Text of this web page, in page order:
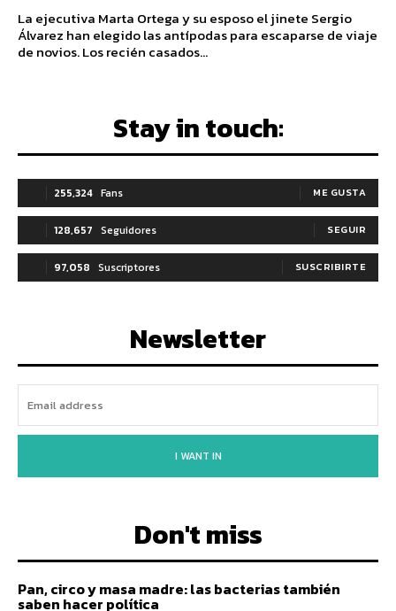
La ejecutiva Marta Ortega y su esposo el jinete Sergio
Álvarez han elegido las antípodas para escaparse de viaje
de novios. Los recién casados...
Stay in touch:
255,324 Fans ME GUSTA
128,657 Seguidores SEGUIR
97,058 Suscriptores SUSCRIBIRTE
Newsletter
I WANT IN
Don't miss
Pan, circo y masa madre: las bacterias también
saben hacer política